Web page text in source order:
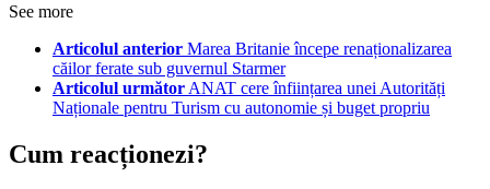
See more
Articolul anterior Marea Britanie începe renaționalizarea
căilor ferate sub guvernul Starmer
Articolul următor ANAT cere înființarea unei Autorități
Naționale pentru Turism cu autonomie și buget propriu
Cum reacționezi?